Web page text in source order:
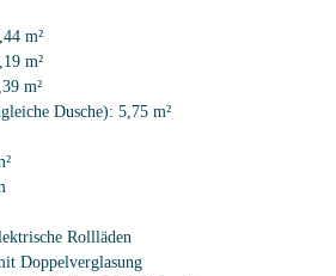
m²
m²
m²
Dusche): 5,75 m²
Rollläden
Doppelverglasung